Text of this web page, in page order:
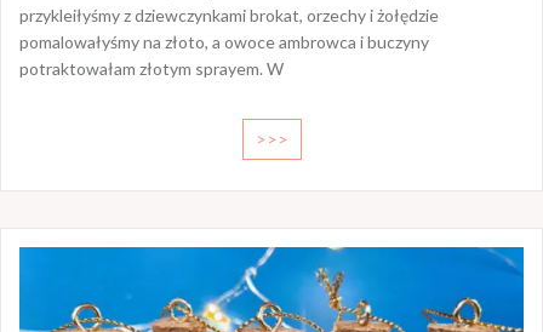
przykleiłyśmy z dziewczynkami brokat, orzechy i żołędzie
pomalowałyśmy na złoto, a owoce ambrowca i buczyny
potraktowałam złotym sprayem. W
>>>